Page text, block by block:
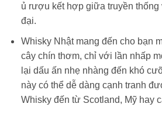
ủ rượu kết hợp giữa truyền thống
đại.
Whisky Nhật mang đến cho bạn
cây chín thơm, chỉ với lần nhấp
lại dấu ấn nhẹ nhàng đến khó
này có thể dễ dàng cạnh tranh
Whisky đến từ Scotland, Mỹ hay